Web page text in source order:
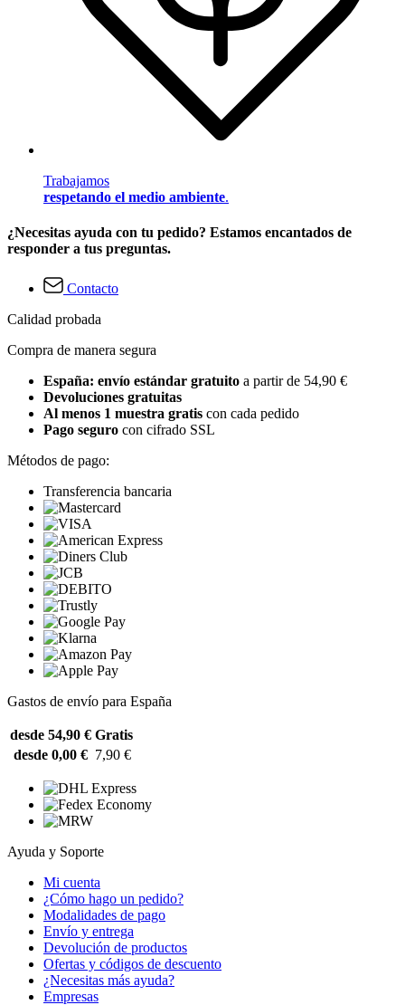
Trabajamos
respetando el medio ambiente.
¿Necesitas ayuda con tu pedido? Estamos encantados de
responder a tus preguntas.
Contacto
Calidad probada
Compra de manera segura
España: envío estándar gratuito a partir de 54,90 €
Devoluciones gratuitas
Al menos 1 muestra gratis con cada pedido
Pago seguro con cifrado SSL
Métodos de pago:
Transferencia bancaria
Gastos de envío para España
desde 54,90 € Gratis
desde 0,00 € 7,90 €
Ayuda y Soporte
Mi cuenta
¿Cómo hago un pedido?
Modalidades de pago
Envío y entrega
Devolución de productos
Ofertas y códigos de descuento
¿Necesitas más ayuda?
Empresas